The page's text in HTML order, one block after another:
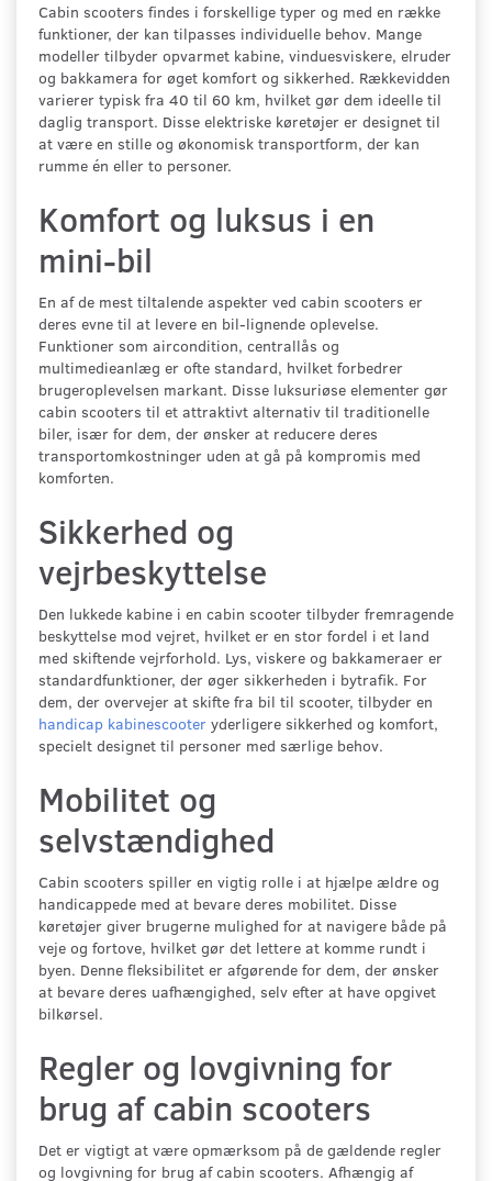
Cabin scooters findes i forskellige typer og med en række
funktioner, der kan tilpasses individuelle behov. Mange
modeller tilbyder opvarmet kabine, vinduesviskere, elruder
og bakkamera for øget komfort og sikkerhed. Rækkevidden
varierer typisk fra 40 til 60 km, hvilket gør dem ideelle til
daglig transport. Disse elektriske køretøjer er designet til
at være en stille og økonomisk transportform, der kan
rumme én eller to personer.
Komfort og luksus i en
mini-bil
En af de mest tiltalende aspekter ved cabin scooters er
deres evne til at levere en bil-lignende oplevelse.
Funktioner som aircondition, centrallås og
multimedieanlæg er ofte standard, hvilket forbedrer
brugeroplevelsen markant. Disse luksuriøse elementer gør
cabin scooters til et attraktivt alternativ til traditionelle
biler, især for dem, der ønsker at reducere deres
transportomkostninger uden at gå på kompromis med
komforten.
Sikkerhed og
vejrbeskyttelse
Den lukkede kabine i en cabin scooter tilbyder fremragende
beskyttelse mod vejret, hvilket er en stor fordel i et land
med skiftende vejrforhold. Lys, viskere og bakkameraer er
standardfunktioner, der øger sikkerheden i bytrafik. For
dem, der overvejer at skifte fra bil til scooter, tilbyder en
handicap kabinescooter yderligere sikkerhed og komfort,
specielt designet til personer med særlige behov.
Mobilitet og
selvstændighed
Cabin scooters spiller en vigtig rolle i at hjælpe ældre og
handicappede med at bevare deres mobilitet. Disse
køretøjer giver brugerne mulighed for at navigere både på
veje og fortove, hvilket gør det lettere at komme rundt i
byen. Denne fleksibilitet er afgørende for dem, der ønsker
at bevare deres uafhængighed, selv efter at have opgivet
bilkørsel.
Regler og lovgivning for
brug af cabin scooters
Det er vigtigt at være opmærksom på de gældende regler
og lovgivning for brug af cabin scooters. Afhængig af